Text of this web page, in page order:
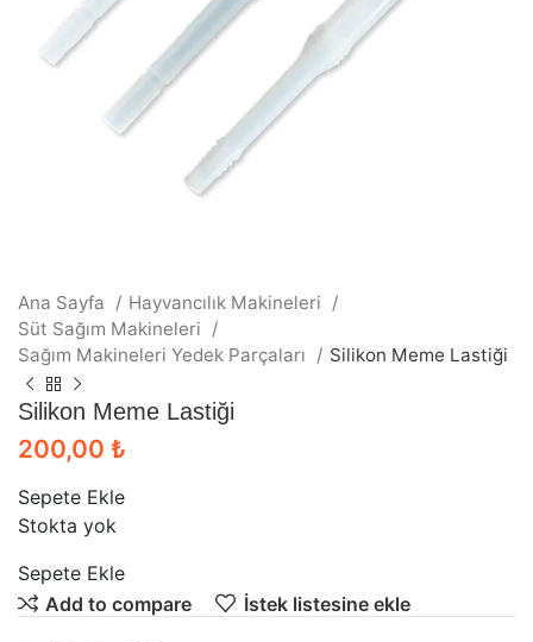
Ana Sayfa
Hayvancılık Makineleri
Süt Sağım Makineleri
Sağım Makineleri Yedek Parçaları
Silikon Meme Lastiği
Silikon Meme Lastiği
200,00 ₺
Sepete Ekle
Stokta yok
Sepete Ekle
Add to compare
İstek listesine ekle